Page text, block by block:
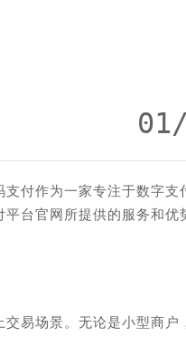
付作为一家专注于数字支
台官网所提供的服务和优
易场景。无论是小型商户